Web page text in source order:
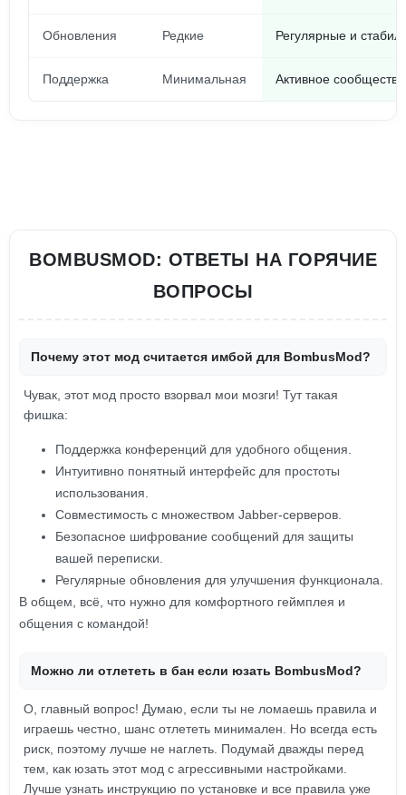
Обновления Редкие Регулярные и
Поддержка Минимальная Активное
BOMBUSMOD: ОТВЕТЫ НА ГОРЯЧИЕ
ВОПРОСЫ
Почему этот мод считается имбой для BombusMod?
Чувак, этот мод просто взорвал мои мозги! Тут такая
фишка:
Поддержка конференций для удобного общения.
Интуитивно понятный интерфейс для простоты
использования.
Совместимость с множеством Jabber-серверов.
Безопасное шифрование сообщений для защиты
вашей переписки.
Регулярные обновления для улучшения функционала.
В общем, всё, что нужно для комфортного геймплея и
общения с командой!
Можно ли отлететь в бан если юзать BombusMod?
О, главный вопрос! Думаю, если ты не ломаешь правила и
играешь честно, шанс отлететь минимален. Но всегда есть
риск, поэтому лучше не наглеть. Подумай дважды перед
тем, как юзать этот мод с агрессивными настройками.
Лучше узнать инструкцию по установке и все правила уже